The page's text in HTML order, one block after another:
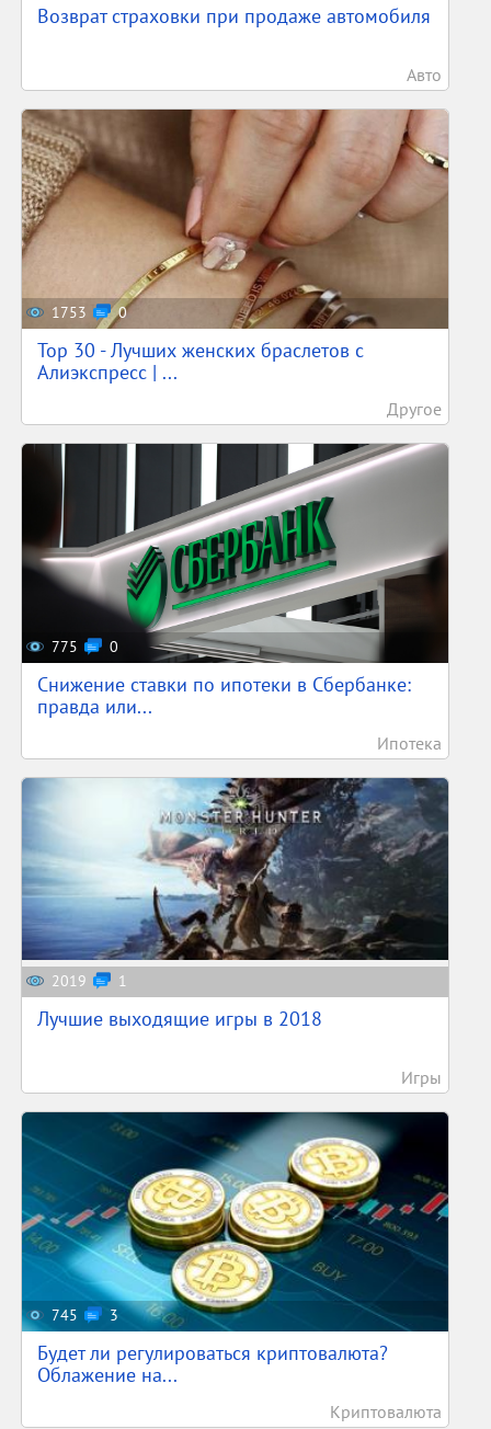
Возврат страховки при продаже автомобиля
Авто
1753 0
Top 30 - Лучших женских браслетов с
Алиэкспресс | ...
Другое
775 0
Снижение ставки по ипотеки в Сбербанке:
правда или...
Ипотека
2019 1
Лучшие выходящие игры в 2018
Игры
745 3
Будет ли регулироваться криптовалюта?
Облажение на...
Криптовалюта